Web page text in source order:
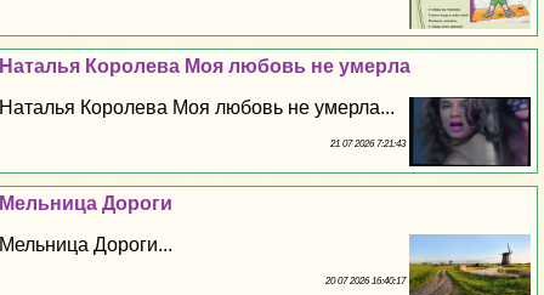
Наталья Королева Моя любовь не умерла
Наталья Королева Моя любовь не умерла...
21 07 2026 7:21:43
Мельница Дороги
Мельница Дороги...
20 07 2026 16:40:17